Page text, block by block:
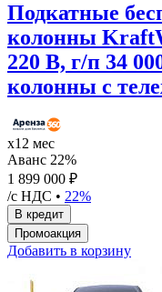
Подкатные
колонны
220 В, г/п 34
колонны с
х12 мес
Аванс 22%
1 899 000 ₽
/с НДС • 22%
Добавить в корзину